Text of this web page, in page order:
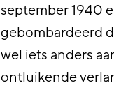
september 1940
gebombardeerd
wel iets anders
ontluikende